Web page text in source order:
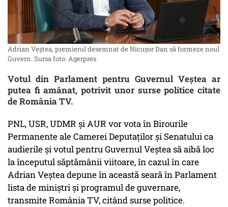
Adrian Veștea, premierul desemnat de Nicușor Dan să formeze noul
Guvern. Sursa foto: Agerpres
Votul din Parlament pentru Guvernul Veștea ar
putea fi amânat, potrivit unor surse politice citate
de România TV.
PNL, USR, UDMR şi AUR vor vota în Birourile
Permanente ale Camerei Deputaţilor şi Senatului ca
audierile și votul pentru Guvernul Veştea să aibă loc
la începutul săptămânii viitoare, în cazul în care
Adrian Veștea depune în această seară în Parlament
lista de miniştri şi programul de guvernare,
transmite România TV, citând surse politice.